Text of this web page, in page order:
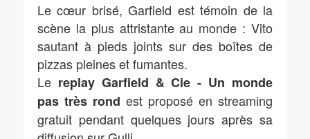
Le cœur brisé, Garfield est témoin de la
scène la plus attristante au monde : Vito
sautant à pieds joints sur des boîtes de
pizzas pleines et fumantes.
Le replay Garfield & Cie - Un monde
pas très rond est proposé en streaming
gratuit pendant quelques jours après sa